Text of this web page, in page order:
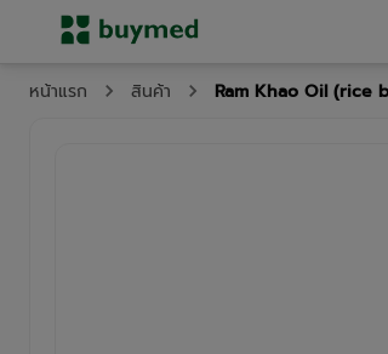
หน้าแรก สินค้า Ram Khao Oil (rice